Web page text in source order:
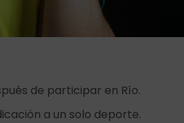
de participar en Río.
a un solo deporte.